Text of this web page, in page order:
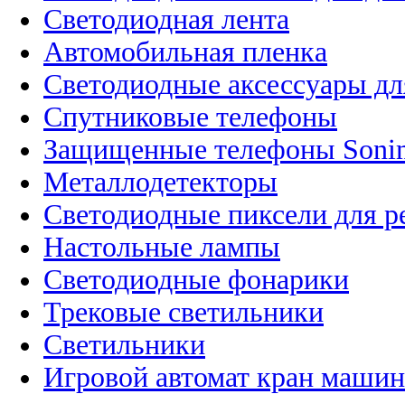
Светодиодная лента
Автомобильная пленка
Светодиодные аксессуары
Спутниковые телефоны
Защищенные телефоны
Металлодетекторы
Светодиодные пиксели для
Настольные лампы
Светодиодные фонарики
Трековые светильники
Светильники
Игровой автомат кран